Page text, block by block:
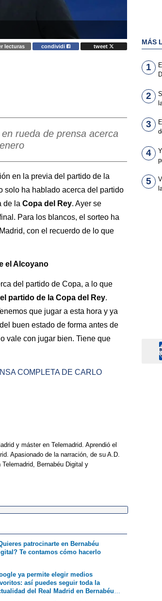
lecturas condividi tweet
rueda de prensa acerca
en la previa del partido de la
solo ha hablado acerca del partido
de la Copa del Rey. Ayer se
Para los blancos, el sorteo ha
con el recuerdo de lo que
el Alcoyano
del partido de Copa, a lo que
partido de la Copa del Rey.
que jugar a esta hora y ya
buen estado de forma antes de
vale con jugar bien. Tiene que
COMPLETA DE CARLO
y máster en Telemadrid. Aprendió el
Apasionado de la narración, de su A.D.
Bernabéu Digital y
patrocinarte en Bernabéu
Te contamos cómo hacerlo
ya permite elegir medios
así puedes seguir toda la
del Real Madrid en Bernabéu
MÁS
1
2
3
4
5